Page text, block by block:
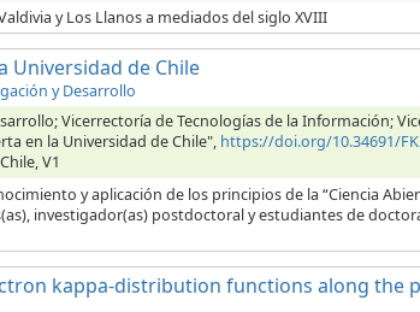
y Los Llanos a mediados del siglo XVIII
Universidad de Chile
y Desarrollo
Vicerrectoría de Tecnologías de la Información;
en la Universidad de Chile", https://doi.org/10.34691/
V1
y aplicación de los principios de la “Ciencia
investigador(as) postdoctoral y estudiantes de
kappa-distribution functions along the